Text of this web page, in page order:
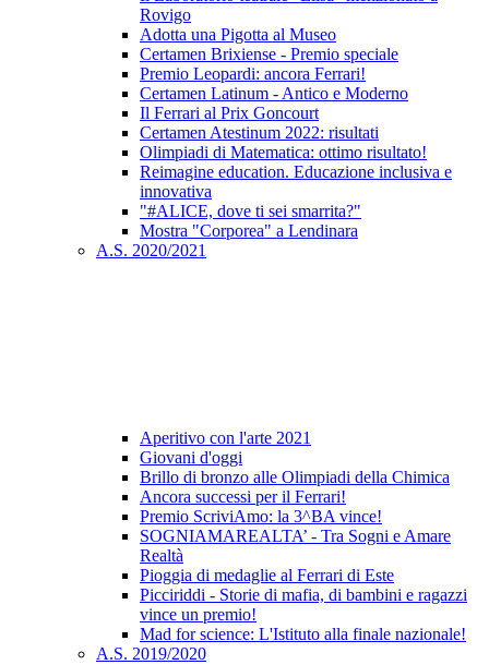
Rovigo
Adotta una Pigotta al Museo
Certamen Brixiense - Premio speciale
Premio Leopardi: ancora Ferrari!
Certamen Latinum - Antico e Moderno
Il Ferrari al Prix Goncourt
Certamen Atestinum 2022: risultati
Olimpiadi di Matematica: ottimo risultato!
Reimagine education. Educazione inclusiva e
innovativa
"#ALICE, dove ti sei smarrita?"
Mostra "Corporea" a Lendinara
A.S. 2020/2021
Aperitivo con l'arte 2021
Giovani d'oggi
Brillo di bronzo alle Olimpiadi della Chimica
Ancora successi per il Ferrari!
Premio ScriviAmo: la 3^BA vince!
SOGNIAMAREALTA’ - Tra Sogni e Amare
Realtà
Pioggia di medaglie al Ferrari di Este
Picciriddi - Storie di mafia, di bambini e ragazzi
vince un premio!
Mad for science: L'Istituto alla finale nazionale!
A.S. 2019/2020